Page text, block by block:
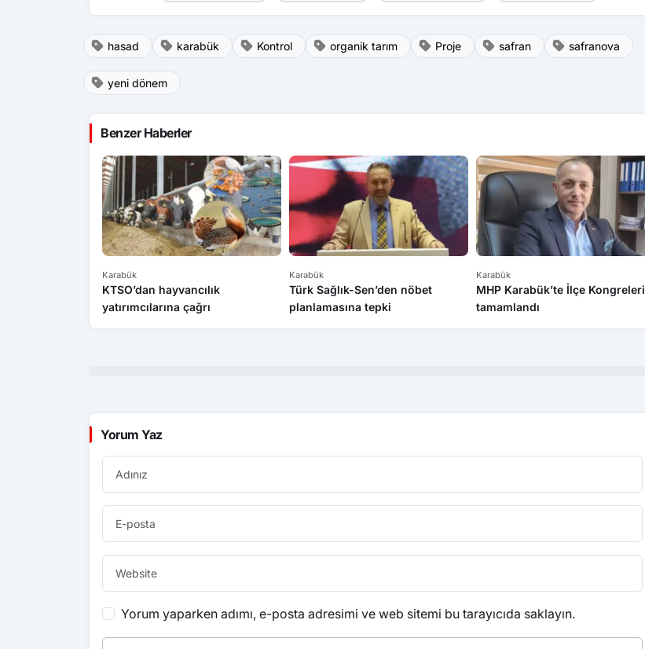
hasad karabük Kontrol organik tarım Proje safran safranova
yeni dönem
Benzer Haberler
Karabük
KTSO’dan hayvancılık
yatırımcılarına çağrı
Karabük
Türk Sağlık-Sen’den nöbet
planlamasına tepki
Karabük
MHP Karabük’te İlçe Kongreleri
tamamlandı
Yorum Yaz
Yorum yaparken adımı, e-posta adresimi ve web sitemi bu tarayıcıda saklayın.